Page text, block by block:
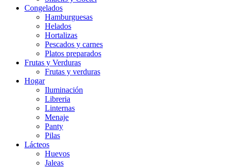
Congelados
Hamburguesas
Helados
Hortalizas
Pescados y carnes
Platos preparados
Frutas y Verduras
Frutas y verduras
Hogar
Iluminación
Libreria
Linternas
Menaje
Panty
Pilas
Lácteos
Huevos
Jaleas